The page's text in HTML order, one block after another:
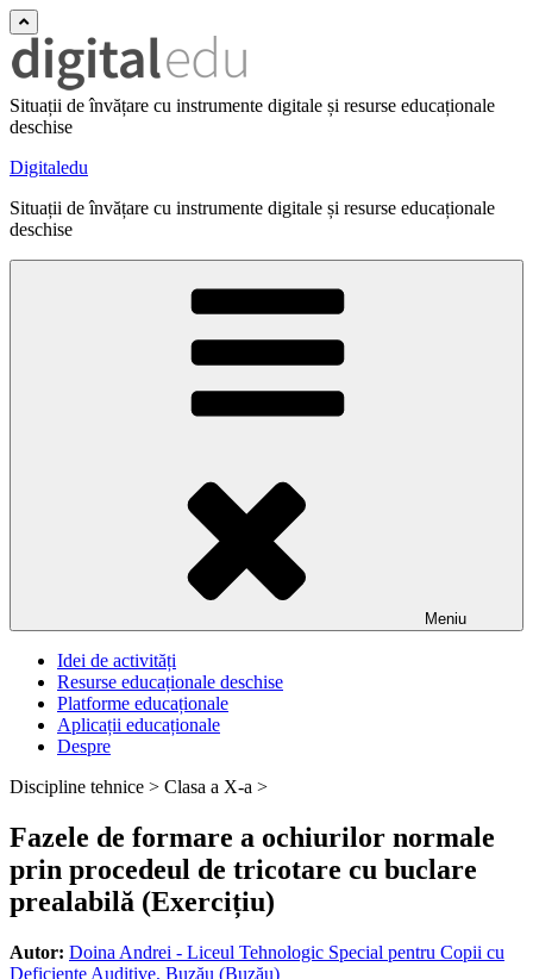
Situații de învățare cu instrumente digitale și resurse educaționale
deschise
Digitaledu
Situații de învățare cu instrumente digitale și resurse educaționale
deschise
Meniu
Idei de activități
Resurse educaționale deschise
Platforme educaționale
Aplicații educaționale
Despre
Discipline tehnice > Clasa a X-a >
Fazele de formare a ochiurilor normale
prin procedeul de tricotare cu buclare
prealabilă (Exercițiu)
Autor: Doina Andrei - Liceul Tehnologic Special pentru Copii cu
Deficiențe Auditive, Buzău (Buzău)